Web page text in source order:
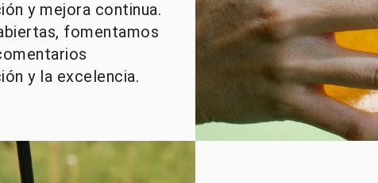
y mejora continua.
fomentamos
y la excelencia.